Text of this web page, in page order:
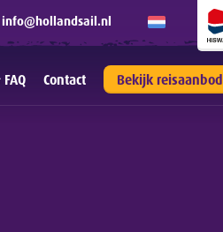
info@hollandsail.nl
Contact Bekijk reisaanbod